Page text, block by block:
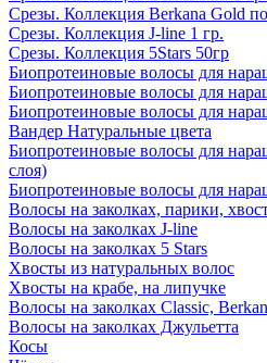
Срезы. Коллекция Berkana Gold
Срезы. Коллекция J-line 1 гр.
Срезы. Коллекция 5Stars 50гр
Биопротеиновые волосы для
Биопротеиновые волосы для
Биопротеиновые волосы для
Вандер Натуральные цвета
Биопротеиновые волосы для
слоя)
Биопротеиновые волосы для
Волосы на заколках, парики,
Волосы на заколках J-line
Волосы на заколках 5 Stars
Хвосты из натуральных волос
Хвосты на крабе, на липучке
Волосы на заколках Classic,
Волосы на заколках Джульетта
Косы